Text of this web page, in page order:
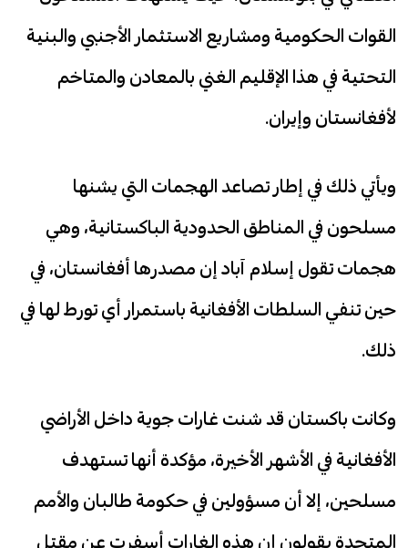
القوات الحكومية ومشاريع الاستثمار الأجنبي والبنية
التحتية في هذا الإقليم الغني بالمعادن والمتاخم
لأفغانستان وإيران.
ويأتي ذلك في إطار تصاعد الهجمات التي يشنها
مسلحون في المناطق الحدودية الباكستانية، وهي
هجمات تقول إسلام آباد إن مصدرها أفغانستان، في
حين تنفي السلطات الأفغانية باستمرار أي تورط لها في
ذلك.
وكانت باكستان قد شنت غارات جوية داخل الأراضي
الأفغانية في الأشهر الأخيرة، مؤكدة أنها تستهدف
مسلحين، إلا أن مسؤولين في حكومة طالبان والأمم
المتحدة يقولون إن هذه الغارات أسفرت عن مقتل